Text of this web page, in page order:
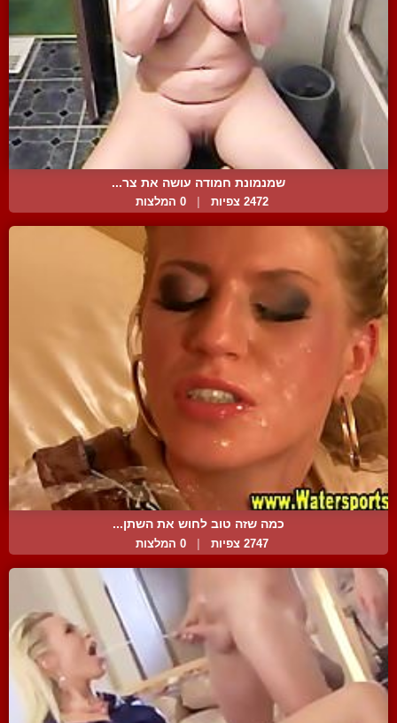
שמנמונת חמודה עושה את צר...
2472 צפיות 0 המלצות
כמה שזה טוב לחוש את השתן...
2747 צפיות 0 המלצות